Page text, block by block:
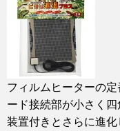
フィルムヒーターの
ード接続部が小さく
装置付きとさらに進